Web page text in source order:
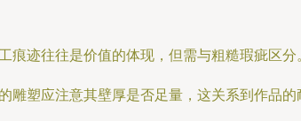
迹往往是价值的体现，但需与粗糙瑕疵区分
塑应注意其壁厚是否足量，这关系到作品的